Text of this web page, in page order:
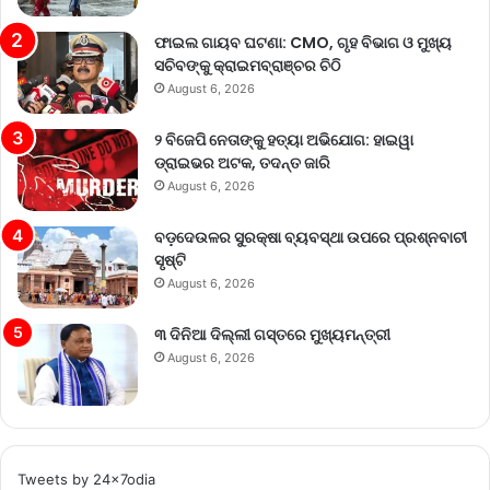
ଫାଇଲ ଗାୟବ ଘଟଣା: CMO, ଗୃହ ବିଭାଗ ଓ ମୁଖ୍ୟ
ସଚିବଙ୍କୁ କ୍ରାଇମବ୍ରାଞ୍ଚର ଚିଠି
August 6, 2026
୨ ବିଜେପି ନେତାଙ୍କୁ ହତ୍ୟା ଅଭିଯୋଗ: ହାଇୱା
ଡ୍ରାଇଭର ଅଟକ, ତଦନ୍ତ ଜାରି
August 6, 2026
ବଡ଼ଦେଉଳର ସୁରକ୍ଷା ବ୍ୟବସ୍ଥା ଉପରେ ପ୍ରଶ୍ନବାଚୀ
ସୃଷ୍ଟି
August 6, 2026
୩ ଦିନିଆ ଦିଲ୍ଲୀ ଗସ୍ତରେ ମୁଖ୍ୟମନ୍ତ୍ରୀ
August 6, 2026
Tweets by 24x7odia